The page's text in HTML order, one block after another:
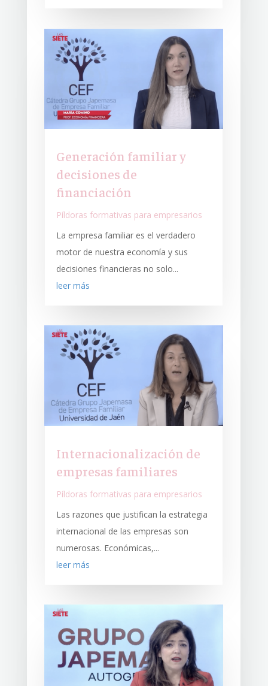
Generación familiar y
decisiones de
financiación
Píldoras formativas para empresarios
La empresa familiar es el verdadero
motor de nuestra economía y sus
decisiones financieras no solo...
leer más
Internacionalización de
empresas familiares
Píldoras formativas para empresarios
Las razones que justifican la estrategia
internacional de las empresas son
numerosas. Económicas,...
leer más